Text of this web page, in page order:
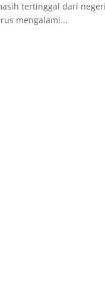
tertinggal dari
mengalami...